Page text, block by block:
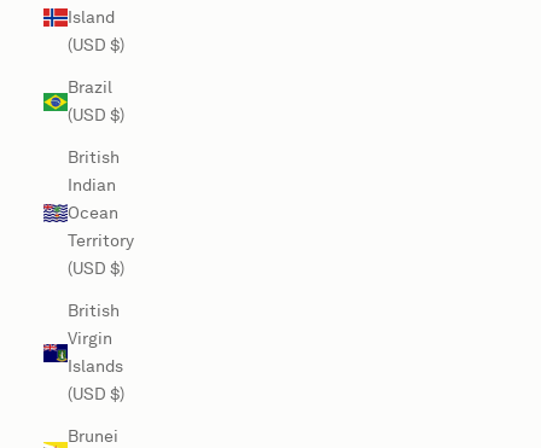
Island
(USD $)
Brazil
(USD $)
British
Indian
Ocean
Territory
(USD $)
British
Virgin
Islands
(USD $)
Brunei